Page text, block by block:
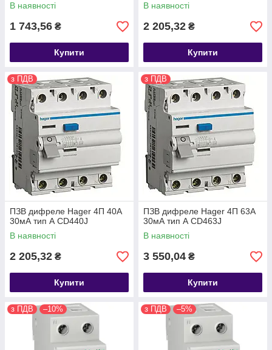
В наявності
1 743,56 ₴
Купити
В наявності
2 205,32 ₴
Купити
з ПДВ
ПЗВ дифреле Hager 4П 40А
30мА тип А CD440J
В наявності
2 205,32 ₴
Купити
з ПДВ
ПЗВ дифреле Hager 4П 63А
30мА тип А CD463J
В наявності
3 550,04 ₴
Купити
з ПДВ –10% з ПДВ –5%